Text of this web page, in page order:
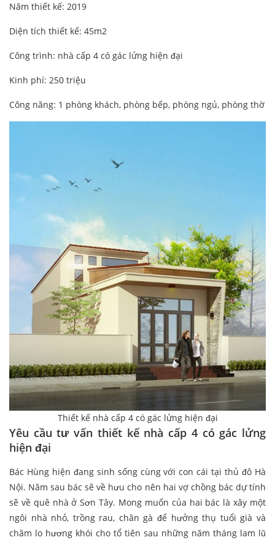
Năm thiết kế: 2019
Diện tích thiết kế: 45m2
Công trình: nhà cấp 4 có gác lửng hiện đại
Kinh phí: 250 triệu
Công năng: 1 phòng khách, phòng bếp, phòng ngủ, phòng thờ
Thiết kế nhà cấp 4 có gác lửng hiện đại
Yêu cầu tư vấn thiết kế nhà cấp 4 có gác lửng
hiện đại
Bác Hùng hiện đang sinh sống cùng với con cái tại thủ đô Hà
Nội. Năm sau bác sẽ về hưu cho nên hai vợ chồng bác dự tính
sẽ về quê nhà ở Sơn Tây. Mong muốn của hai bác là xây một
ngôi nhà nhỏ, trồng rau, chăn gà để hưởng thụ tuổi già và
chăm lo hương khói cho tổ tiên sau những năm tháng lam lũ